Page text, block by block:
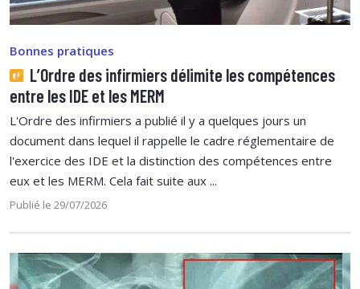
Bonnes pratiques
L’Ordre des infirmiers délimite les compétences
entre les IDE et les MERM
L'Ordre des infirmiers a publié il y a quelques jours un
document dans lequel il rappelle le cadre réglementaire de
l'exercice des IDE et la distinction des compétences entre
eux et les MERM. Cela fait suite aux ...
Publié le 29/07/2026